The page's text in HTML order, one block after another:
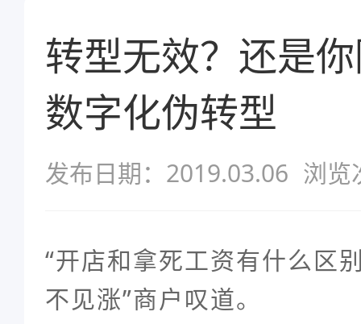
转型无效？还是
数字化伪转型
发布日期：2019.03.06 浏览
“开店和拿死工资有什么区
不见涨”商户叹道。